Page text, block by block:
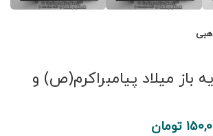
باز میلاد پیامبراکرم(ص) و
تومان